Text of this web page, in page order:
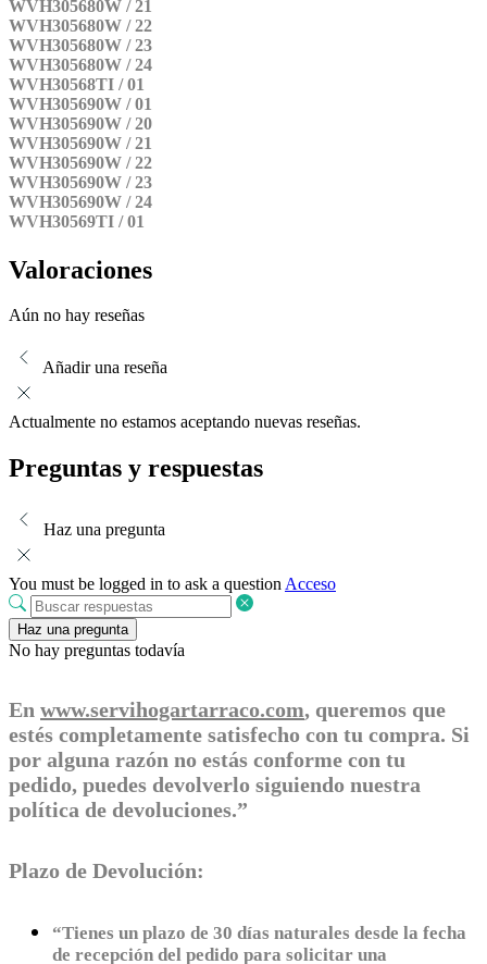
WVH305680W / 21
WVH305680W / 22
WVH305680W / 23
WVH305680W / 24
WVH30568TI / 01
WVH305690W / 01
WVH305690W / 20
WVH305690W / 21
WVH305690W / 22
WVH305690W / 23
WVH305690W / 24
WVH30569TI / 01
Valoraciones
Aún no hay reseñas
Añadir una reseña
Actualmente no estamos aceptando nuevas reseñas.
Preguntas y respuestas
Haz una pregunta
You must be logged in to ask a question Acceso
Haz una pregunta
No hay preguntas todavía
En www.servihogartarraco.com, queremos que
estés completamente satisfecho con tu compra. Si
por alguna razón no estás conforme con tu
pedido, puedes devolverlo siguiendo nuestra
política de devoluciones.”
Plazo de Devolución:
“Tienes un plazo de 30 días naturales desde la fecha
de recepción del pedido para solicitar una